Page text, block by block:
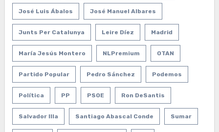
José Luis Ábalos José Manuel Albares
Junts Per Catalunya Leire Díez Madrid
María Jesús Montero NLPremium OTAN
Partido Popular Pedro Sánchez Podemos
Política PP PSOE Ron DeSantis
Salvador Illa Santiago Abascal Conde Sumar